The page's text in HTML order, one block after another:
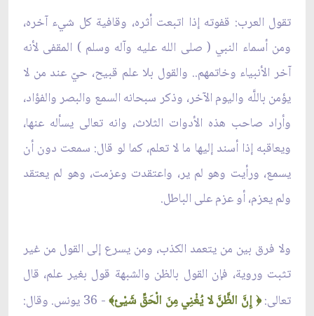
تقول العرب: قفوته إذا اتبعت أثره، وقافية كل شيء آخره،
ومن أسماء النبي ( صلى الله عليه وآله وسلم ) المقفى لأنه
آخر الأنبياء وخاتمهم.. والقول بلا علم قبيح، حيّ عند من لا
يؤمن باللَّه واليوم الآخر، وذكر سبحانه السمع والبصر والفؤاد،
وأراد صاحب هذه الأدوات الثلاث، وانه تعالى يسأله عنها،
ويعاقبه إذا أسند إليها ما لا تعلم، كما لو قال: سمعت دون أن
يسمع، ورأيت وهو لم ير، واعتقدت وعزمت، وهو لم يعتقد
ولم يعزم، أو عزم على الباطل.
ولا فرق بين من يتعمد الكذب، ومن يسرع إلى القول من غير
تثبت وروية، فإن القول بالظن والشبهة قول بغير علم، قال
تعالى:﴿ إِنَّ الظَّنَّ لا يُغْنِي مِنَ الْحَقِّ شَيْئ﴾- 36 يونس. وقال: